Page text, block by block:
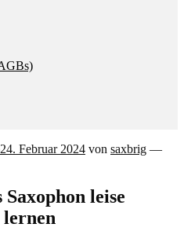
24. Februar 2024 von saxbrig —
leise
lernen